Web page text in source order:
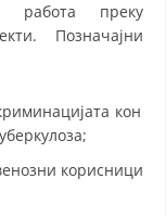
– ОПШТИНСКА
работа преку
Позначајни
кон
корисници